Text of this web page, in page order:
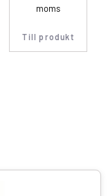
moms
Till produkt